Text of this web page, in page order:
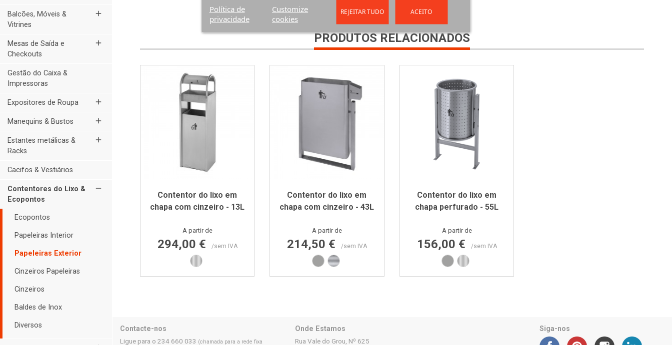
Balcões, Móveis &
Vitrines
add
Mesas de Saída e
Checkouts
add
Gestão do Caixa &
Impressoras
Expositores de Roupa add
Manequins & Bustos add
Estantes metálicas &
Racks
add
Cacifos & Vestiários
Contentores do Lixo &
Ecopontos
remove
Ecopontos
Papeleiras Interior
Papeleiras Exterior
Cinzeiros Papeleiras
Cinzeiros
Baldes de Inox
Diversos
PRODUTOS RELACIONADOS
Contentor do lixo em
chapa com cinzeiro - 13L
Preço
A partir de
294,00 € /sem IVA
Inox
Contentor do lixo em
chapa com cinzeiro - 43L
Preço
A partir de
214,50 € /sem IVA
Cinza RAL9006
Inox escovado
Contentor do lixo em
chapa perfurado - 55L
Preço
A partir de
156,00 € /sem IVA
Cinza RAL9006
Inox
Contacte-nos
Ligue para o 234 660 033 (chamada para a rede fixa
Onde Estamos
Rua Vale do Grou, Nº 625
Siga-nos
Política de
privacidade
Customize
cookies
REJEITAR TUDO ACEITO